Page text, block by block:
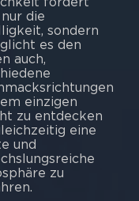
die
sondern
es den
auch,
einzigen
zu entdecken
eine
und
zu